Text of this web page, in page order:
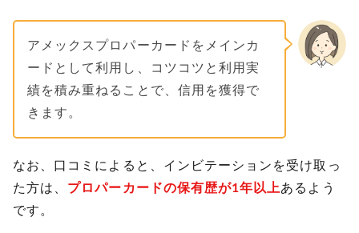
アメックスプロパーカードをメインカ
ードとして利用し、コツコツと利用実
績を積み重ねることで、信用を獲得で
きます。
なお、口コミによると、インビテーションを受け取っ
た方は、 プロパーカードの保有歴が1年以上あるよう
です。